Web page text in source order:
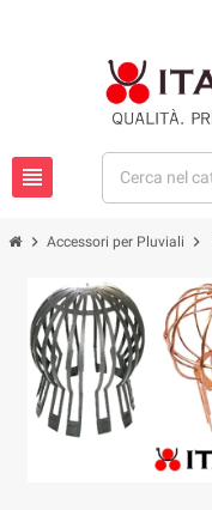
view_headline
chevron_right Accessori per Pluviali chevron_right